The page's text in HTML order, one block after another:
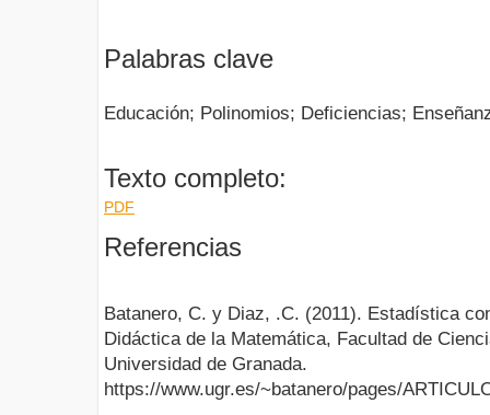
Palabras clave
Educación; Polinomios; Deficiencias;
Texto completo:
PDF
Referencias
Batanero, C. y Diaz, .C. (2011). Estadística
Didáctica de la Matemática, Facultad de
Universidad de Granada.
https://www.ugr.es/~batanero/pages/